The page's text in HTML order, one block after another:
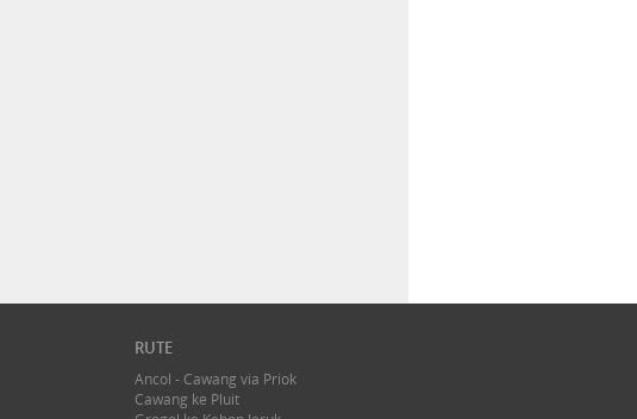
RUTE
Ancol - Cawang via Priok
Cawang ke Pluit